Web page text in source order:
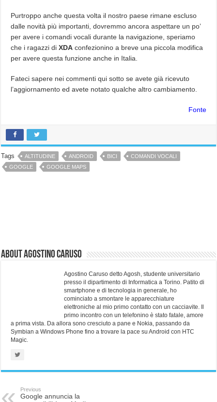
Purtroppo anche questa volta il nostro paese rimane escluso
dalle novità più importanti, dovremmo ancora aspettare un po’
per avere i comandi vocali durante la navigazione, speriamo
che i ragazzi diXDA confezionino a breve una piccola modifica
per avere questa funzione anche in Italia.
Fateci sapere nei commenti qui sotto se avete già ricevuto
l’aggiornamento ed avete notato qualche altro cambiamento.
Fonte
Tags ALTITUDINE ANDROID BICI
COMANDI VOCALI
GOOGLE
GOOGLE MAPS
About Agostino Caruso
Agostino Caruso detto Agosh, studente universitario
presso il dipartimento di Informatica a Torino. Patito di
smartphone e di tecnologia in generale, ho
cominciato a smontare le apparecchiature
elettroniche al mio primo contatto con un cacciavite. Il
primo incontro con un telefonino è stato fatale, amore
a prima vista. Da allora sono cresciuto a pane e Nokia, passando da
Symbian a Windows Phone fino a trovare la pace su Android con HTC
Magic.
Previous
Google annuncia la